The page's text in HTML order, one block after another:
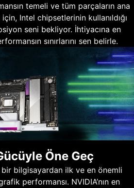
temeli ve tüm parçaların ana
Intel chipsetlerinin kullanıldığı
seni bekliyor. İhtiyacına en
sınırlarını sen belirle.
Öne Geç
bir bilgisayardan ilk ve en önemli
performansı. NVIDIA’nın en